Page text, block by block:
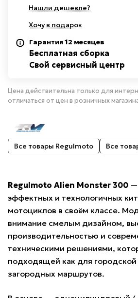
Нашли дешевле?
Хочу в подарок
Гарантия 12 месяцев
Бесплатная сборка
Свой сервисный центр
Цена действительна только для
отличаться от цен в розничных
Все товары Regulmoto Все
Regulmoto Alien Monster 300 —
эффектных и технологичных
мотоциклов в своём классе.
внимание смелым дизайном,
производительностью и
техническими решениями,
подходящей как для
загородных маршрутов.